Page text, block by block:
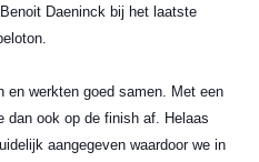
Daeninck bij het laatste
en werkten goed samen. Met een
dan ook op de finish af. Helaas
aangegeven waardoor we in